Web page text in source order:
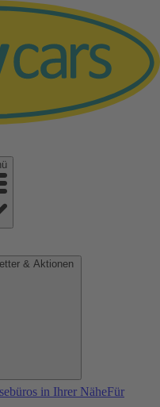
in Ihrer NäheFür